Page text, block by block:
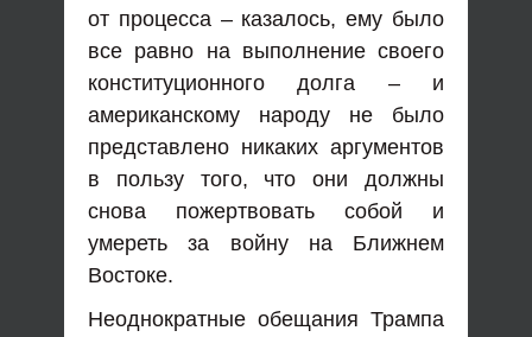
от процесса – казалось, ему было
все равно на выполнение своего
конституционного долга – и
американскому народу не было
представлено никаких аргументов
в пользу того, что они должны
снова пожертвовать собой и
умереть за войну на Ближнем
Востоке.
Неоднократные обещания Трампа